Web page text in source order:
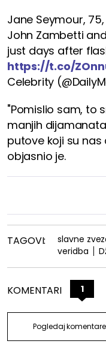
Jane Seymour,
John Zambetti
just days after
https://t.co/
Celebrity
"Pomislio sam, to
manjih
putove koji su
objasnio je.
TAGOVI: slavne
veridba
KOMENTARI 1
Pogledaj komentare